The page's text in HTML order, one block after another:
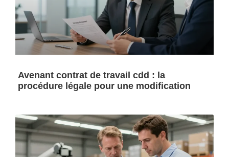
Avenant contrat de travail cdd : la
procédure légale pour une modification